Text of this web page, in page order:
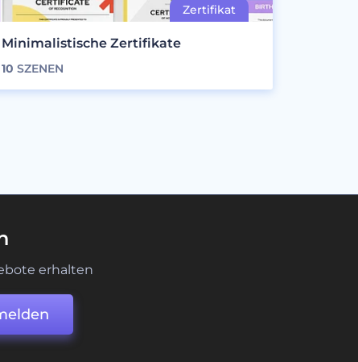
Minimalistische Zertifikate
10 SZENEN
erhalten